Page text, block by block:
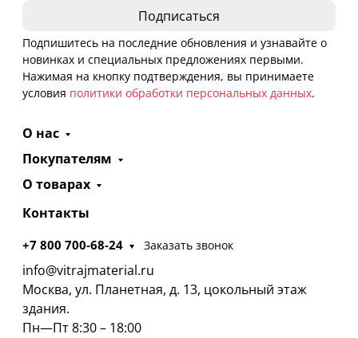
Подпишитесь на последние обновления и узнавайте о
новинках и специальных предложениях первыми.
Нажимая на кнопку подтверждения, вы принимаете
условия политики обработки персональных данных.
О нас
Покупателям
О товарах
Контакты
+7 800 700-68-24 Заказать звонок
info@vitrajmaterial.ru
Москва, ул. Планетная, д. 13, цокольный этаж
здания.
Пн—Пт 8:30 – 18:00